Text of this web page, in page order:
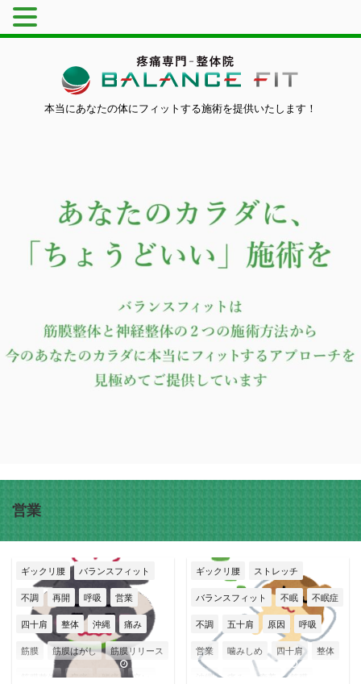
本当にあなたの体にフィットする施術を提供いたします！
営業
ギックリ腰 バランスフィット
不調 再開 呼吸 営業
四十肩 整体 沖縄 痛み
筋膜 筋膜はがし 筋膜リリース
筋膜整体 肩痛 腰痛 辛い
ギックリ腰 ストレッチ
バランスフィット 不眠 不眠症
不調 五十肩 原因 呼吸
営業 噛みしめ 四十肩 整体
沖縄 癒着 筋膜
2023/7/13